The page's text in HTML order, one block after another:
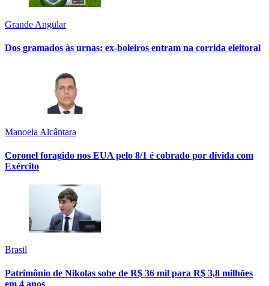
Grande Angular
Dos gramados às urnas: ex-boleiros entram na corrida eleitoral
Manoela Alcântara
Coronel foragido nos EUA pelo 8/1 é cobrado por dívida com
Exército
Brasil
Patrimônio de Nikolas sobe de R$ 36 mil para R$ 3,8 milhões